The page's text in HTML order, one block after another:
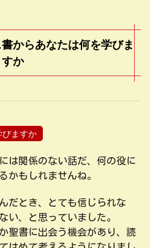
からあなたは何を学びま
すか
びますか
は関係のない話だ、何の役に
かもしれませんね。
だとき、とても信じられな
い、と思っていました。
聖書に出会う機会があり、読